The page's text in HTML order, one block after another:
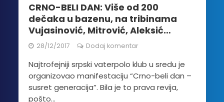
CRNO-BELI DAN: Više od 200
dečaka u bazenu, na tribinama
Vujasinović, Mitrović, Aleksić…
28/12/2017 Dodaj komentar
Najtrofejniji srpski vaterpolo klub u sredu je
organizovao manifestaciju “Crno-beli dan –
susret generacija”. Bila je to prava revija,
pošto...